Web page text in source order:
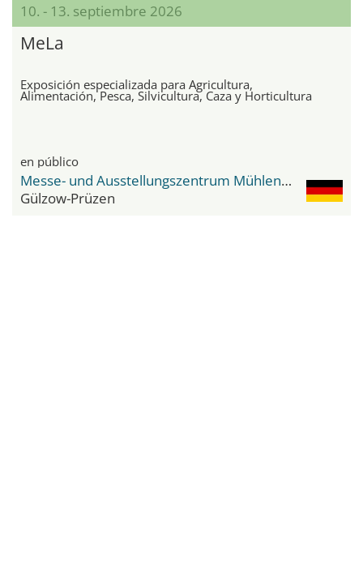
10. - 13. septiembre 2026
MeLa
Exposición especializada para Agricultura,
Alimentación, Pesca, Silvicultura, Caza y Horticultura
en público
Messe- und Ausstellungszentrum Mühlengeez
Gülzow-Prüzen